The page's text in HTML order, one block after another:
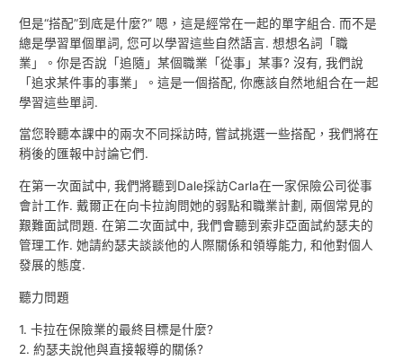
但是“搭配”到底是什麼?” 嗯，這是經常在一起的單字組合. 而不是
總是學習單個單詞, 您可以學習這些自然語言. 想想名詞「職
業」。你是否說「追隨」某個職業「從事」某事? 沒有, 我們說
「追求某件事的事業」。這是一個搭配, 你應該自然地組合在一起
學習這些單詞.
當您聆聽本課中的兩次不同採訪時, 嘗試挑選一些搭配，我們將在
稍後的匯報中討論它們.
在第一次面試中, 我們將聽到Dale採訪Carla在一家保險公司從事
會計工作. 戴爾正在向卡拉詢問她的弱點和職業計劃, 兩個常見的
艱難面試問題. 在第二次面試中, 我們會聽到索非亞面試約瑟夫的
管理工作. 她請約瑟夫談談他的人際關係和領導能力, 和他對個人
發展的態度.
聽力問題
1. 卡拉在保險業的最終目標是什麼?
2. 約瑟夫說他與直接報導的關係?